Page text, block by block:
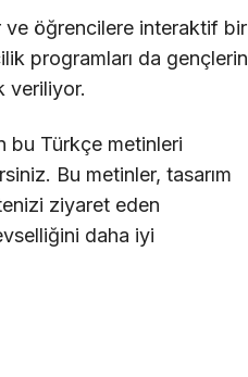
ve öğrencilere interaktif bir
programları da gençlerin
veriliyor.
bu Türkçe metinleri
Bu metinler, tasarım
ziyaret eden
daha iyi